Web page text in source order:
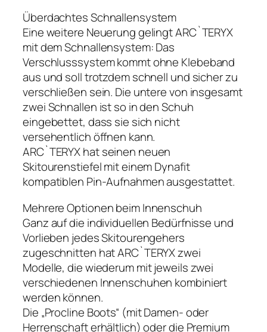
Überdachtes Schnallensystem
Eine weitere Neuerung gelingt ARC`TERYX
mit dem Schnallensystem: Das
Verschlusssystem kommt ohne Klebeband
aus und soll trotzdem schnell und sicher zu
verschließen sein. Die untere von insgesamt
zwei Schnallen ist so in den Schuh
eingebettet, dass sie sich nicht
versehentlich öffnen kann.
ARC`TERYX hat seinen neuen
Skitourenstiefel mit einem Dynafit
kompatiblen Pin-Aufnahmen ausgestattet.
Mehrere Optionen beim Innenschuh
Ganz auf die individuellen Bedürfnisse und
Vorlieben jedes Skitourengehers
zugeschnitten hat ARC`TERYX zwei
Modelle, die wiederum mit jeweils zwei
verschiedenen Innenschuhen kombiniert
werden können.
Die „Procline Boots“ (mit Damen- oder
Herrenschaft erhältlich) oder die Premium